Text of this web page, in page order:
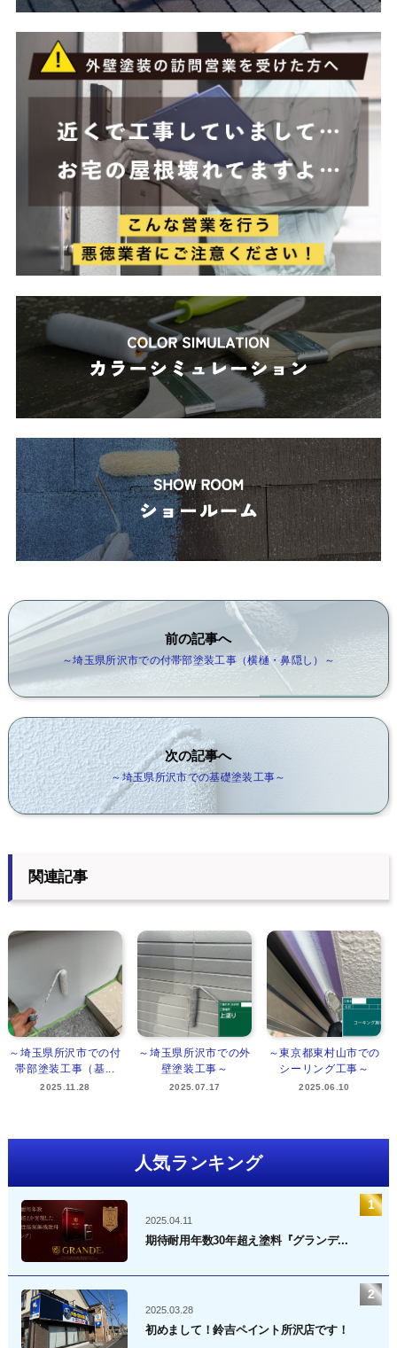
前の記事へ
～埼玉県所沢市での付帯部塗装工事（横樋・鼻隠し）～
次の記事へ
～埼玉県所沢市での基礎塗装工事～
関連記事
～埼玉県所沢市での付
帯部塗装工事（基...
2025.11.28
～埼玉県所沢市での外
壁塗装工事～
2025.07.17
～東京都東村山市での
シーリング工事～
2025.06.10
人気ランキング
2025.04.11
期待耐用年数30年超え塗料『グランデ...
2025.03.28
初めまして！鈴吉ペイント所沢店です！